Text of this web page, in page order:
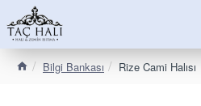
Bilgi Bankası Rize Cami Halısı